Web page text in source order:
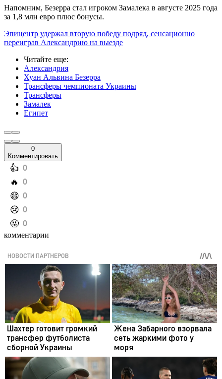
Напомним, Безерра стал игроком Замалека в августе 2025 года
за 1,8 млн евро плюс бонусы.
Эпицентр удержал вторую победу подряд, сенсационно
переиграв Александрию на выезде
Читайте еще:
Александрия
Хуан Альвина Безерра
Трансферы чемпионата Украины
Трансферы
Замалек
Египет
0
Комментировать
️👍 0
️🔥 0
️😄 0
️😢 0
️🤬 0
комментарии